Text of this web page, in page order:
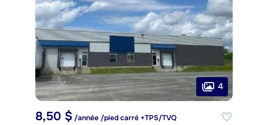
4
8,50 $/année /pied carré +TPS/TVQ